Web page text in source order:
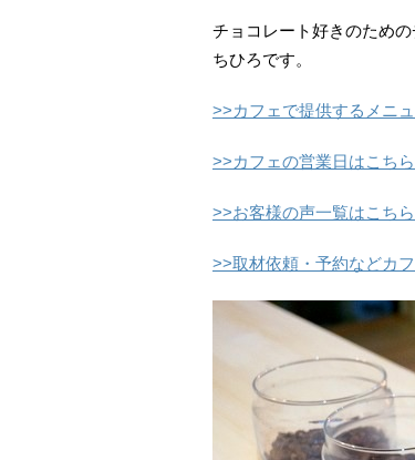
チョコレート好きのため
ちひろです。
>>カフェで提供するメニ
>>カフェの営業日はこち
>>お客様の声一覧はこち
>>取材依頼・予約などカ